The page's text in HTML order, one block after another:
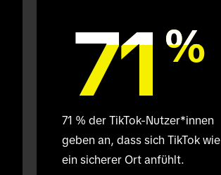
71 %
71 %
71 % der TikTok-Nutzer*innen
geben an, dass sich TikTok wie
ein sicherer Ort anfühlt.